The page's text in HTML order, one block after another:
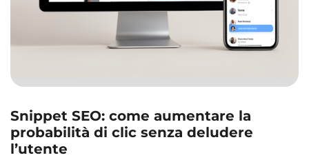
Snippet SEO: come aumentare la
probabilità di clic senza deludere
l’utente